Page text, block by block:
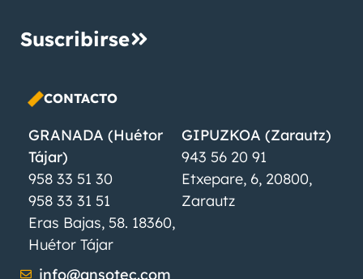
Suscribirse
CONTACTO
GRANADA (Huétor
Tájar)
958 33 51 30
958 33 31 51
Eras Bajas, 58. 18360,
Huétor Tájar
GIPUZKOA (Zarautz)
943 56 20 91
Etxepare, 6, 20800,
Zarautz
info@ansotec.com